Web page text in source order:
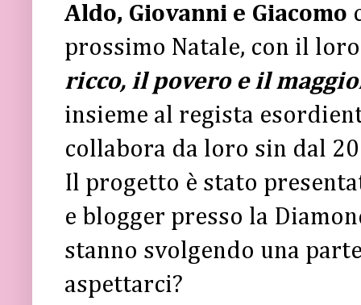
Aldo, Giovanni e Giacomo
prossimo Natale, con il
ricco, il povero e il
insieme al regista
collabora da loro sin dal
Il progetto è stato
e blogger presso la
stanno svolgendo una
aspettarci?